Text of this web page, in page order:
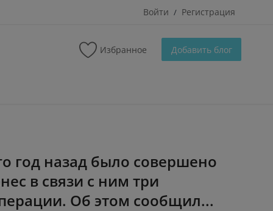
Войти / Регистрация
Избранное Добавить блог
год назад было совершено
в связи с ним три
Об этом сообщил...